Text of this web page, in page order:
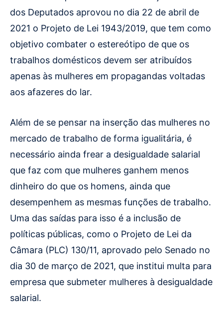
dos Deputados aprovou no dia 22 de abril de
2021 o Projeto de Lei 1943/2019, que tem como
objetivo combater o estereótipo de que os
trabalhos domésticos devem ser atribuídos
apenas às mulheres em propagandas voltadas
aos afazeres do lar.
Além de se pensar na inserção das mulheres no
mercado de trabalho de forma igualitária, é
necessário ainda frear a desigualdade salarial
que faz com que mulheres ganhem menos
dinheiro do que os homens, ainda que
desempenhem as mesmas funções de trabalho.
Uma das saídas para isso é a inclusão de
políticas públicas, como o Projeto de Lei da
Câmara (PLC) 130/11, aprovado pelo Senado no
dia 30 de março de 2021, que institui multa para
empresa que submeter mulheres à desigualdade
salarial.